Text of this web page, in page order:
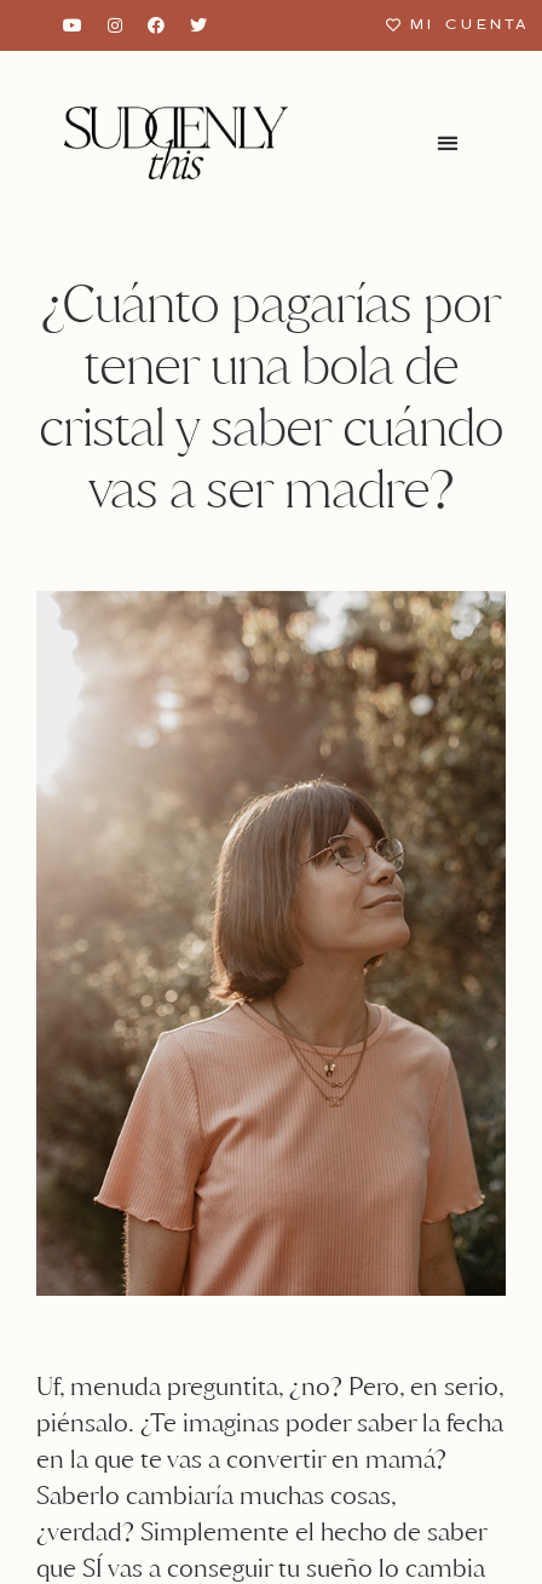
MI CUENTA
¿Cuánto pagarías por
tener una bola de
cristal y saber cuándo
vas a ser madre?
Uf, menuda preguntita, ¿no? Pero, en serio,
piénsalo. ¿Te imaginas poder saber la fecha
en la que te vas a convertir en mamá?
Saberlo cambiaría muchas cosas,
¿verdad? Simplemente el hecho de saber
que SÍ vas a conseguir tu sueño lo cambia